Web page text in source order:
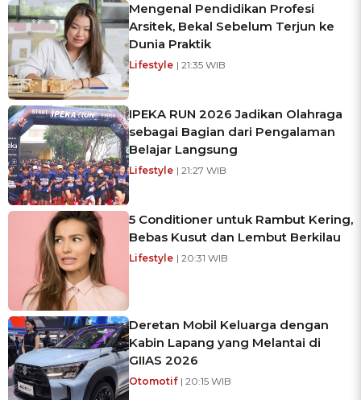
Mengenal Pendidikan Profesi
Arsitek, Bekal Sebelum Terjun ke
Dunia Praktik
Lifestyle | 21:35 WIB
IPEKA RUN 2026 Jadikan Olahraga
sebagai Bagian dari Pengalaman
Belajar Langsung
Lifestyle | 21:27 WIB
5 Conditioner untuk Rambut Kering,
Bebas Kusut dan Lembut Berkilau
Lifestyle | 20:31 WIB
Deretan Mobil Keluarga dengan
Kabin Lapang yang Melantai di
GIIAS 2026
Otomotif | 20:15 WIB